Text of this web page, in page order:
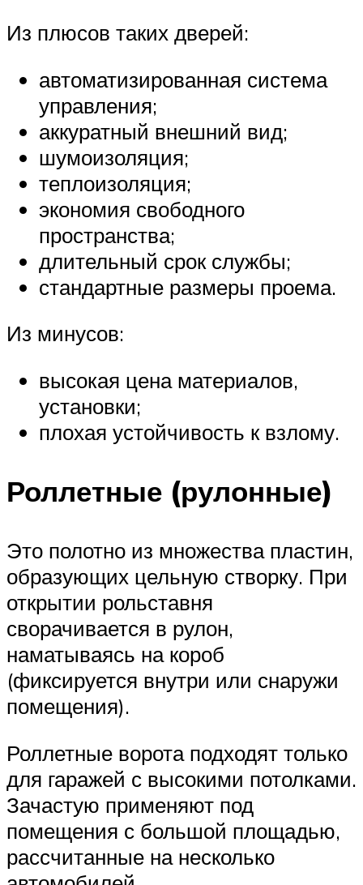
Из плюсов таких дверей:
автоматизированная система
управления;
аккуратный внешний вид;
шумоизоляция;
теплоизоляция;
экономия свободного
пространства;
длительный срок службы;
стандартные размеры проема.
Из минусов:
высокая цена материалов,
установки;
плохая устойчивость к взлому.
Роллетные (рулонные)
Это полотно из множества пластин,
образующих цельную створку. При
открытии рольставня
сворачивается в рулон,
наматываясь на короб
(фиксируется внутри или снаружи
помещения).
Роллетные ворота подходят только
для гаражей с высокими потолками.
Зачастую применяют под
помещения с большой площадью,
рассчитанные на несколько